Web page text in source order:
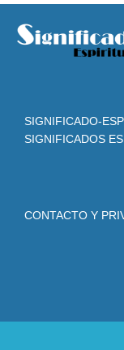
SIGNIFICADO-
SIGNIFICADOS
CONTACTO Y